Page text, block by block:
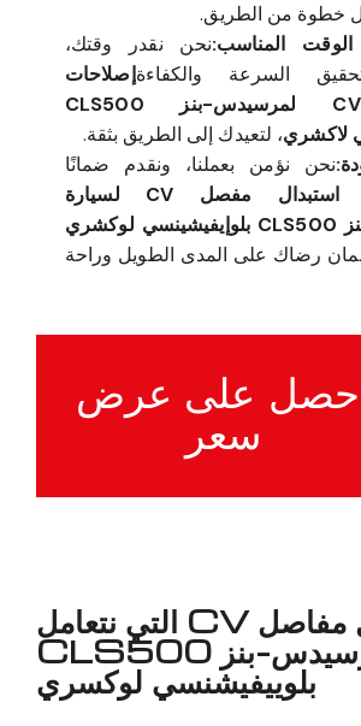
خطوة من الطريق.
المناسب:نحن نقدر وقتك،
السرعة والكفاءةإصلاحات
مفاصل CV لمرسيدس-بنز CLS500
لاكشري، لتعيدك إلى الطريق بثقة.
نحن نؤمن بعملنا، ونقدم ضمانًا
خدمة استبدال مفصل CV لسيارة
مرسيدس-بنز CLS500 بلوإيفيشينسي لوكشري
رضاك على المدى الطويل وراحة
على عرض
سعر
مشاكل مفاصل CV التي نتعامل
معها في مرسيدس-بنز CLS500
بلوييفيشنسي لوكسري